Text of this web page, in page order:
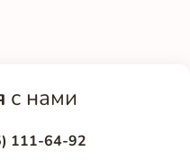
с нами
111-64-92